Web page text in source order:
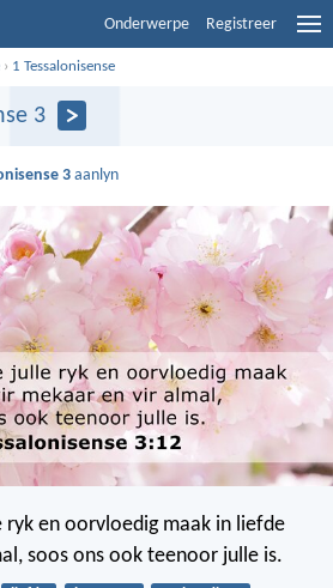
Onderwerpe Registreer
› 1 Tessalonisense
3
3 aanlyn
ryk en oorvloedig maak in liefde
soos ons ook teenoor julle is.